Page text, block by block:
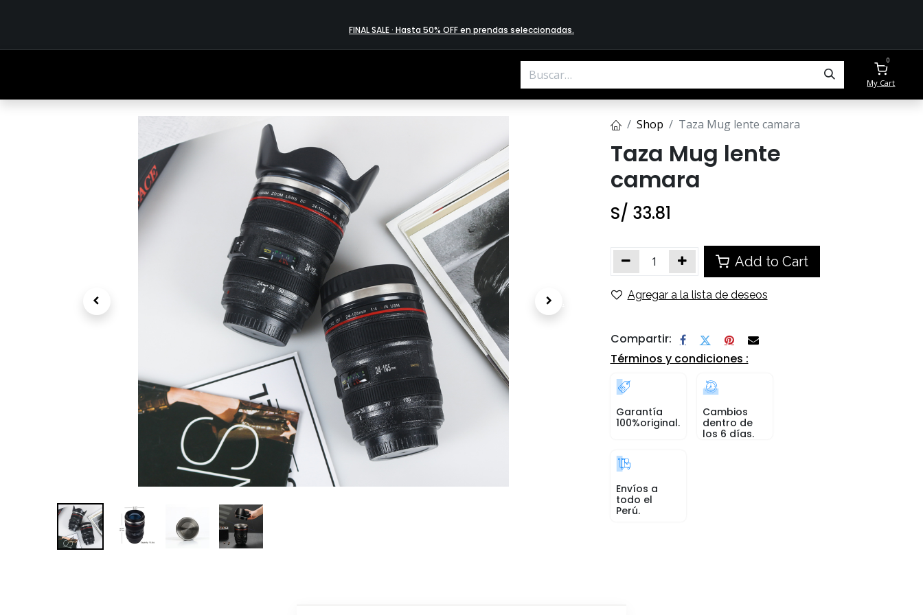
FINAL SALE · Hasta 50% OFF en prendas​ selecciona​das.
0
My Cart
Shop Taza Mug lente camara
Taza Mug lente
camara
S/ 33.81
Add to Cart
Agregar a la lista de deseos
Compartir:
Términos y condiciones :
Garantía
100%original.
Cambios
dentro de
los 6 días.
Envíos a
todo el
Perú.